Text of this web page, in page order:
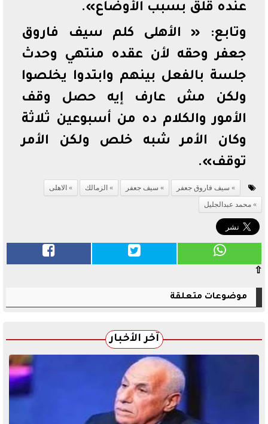
عنده قلق بسبب الأوضاع».
وتابع: « الأهلى كلم سيف فاروق
جعفر وحقه لأن عقده منتهي وحدث
جلسة بالفعل بينهم وابتدوا يخلصوا
ولكن مش عارف إيه حصل وقف
الأمور والكلام ده من أسبوعين ثلاثة
وكان الأمر شبه خلص ولكن الأمر
توقف».
سيف فاروق جعفر سيف جعفر الزمالك
الاهلى
محمد عبدالجليل
⇧
موضوعات متعلقة
آخر الأخبار